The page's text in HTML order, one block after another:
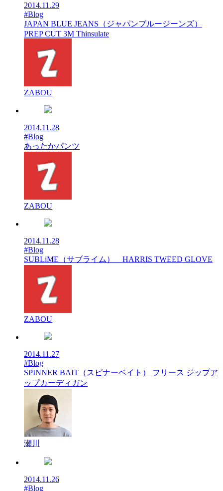
2014.11.29
#Blog
JAPAN BLUE JEANS（ジャパンブルージーンズ）
PREP CUT 3M Thinsulate
ZABOU
2014.11.28
#Blog
あったかパンツ
ZABOU
2014.11.28
#Blog
SUBLiME（サブライム） HARRIS TWEED GLOVE
ZABOU
2014.11.27
#Blog
SPINNER BAIT（スピナーベイト） フリース ジップア
ップカーディガン
瀬川
2014.11.26
#Blog